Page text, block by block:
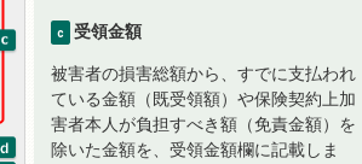
c 受領金額
被害者の損害総額から、すでに支払われ
ている金額（既受領額）や保険契約上加
害者本人が負担すべき額（免責金額）を
除いた金額を、受領金額欄に記載しま